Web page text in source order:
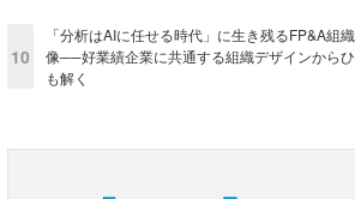
10
「分析はAIに任せる時代」に生き残るFP&A組織
像──好業績企業に共通する組織デザインからひ
も解く